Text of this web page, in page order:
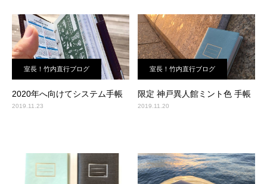
室長！竹内直行ブログ
2020年へ向けてシステム手帳
2019.11.23
室長！竹内直行ブログ
限定 神戸異人館ミント色 手帳
2019.11.20